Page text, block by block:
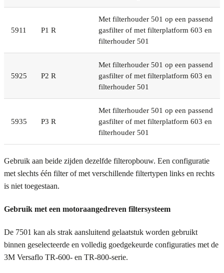
5911 P1 R
Met filterhouder 501 op een passend
gasfilter of met filterplatform 603 en
filterhouder 501
5925 P2 R
Met filterhouder 501 op een passend
gasfilter of met filterplatform 603 en
filterhouder 501
5935 P3 R
Met filterhouder 501 op een passend
gasfilter of met filterplatform 603 en
filterhouder 501
Gebruik aan beide zijden dezelfde filteropbouw. Een configuratie
met slechts één filter of met verschillende filtertypen links en rechts
is niet toegestaan.
Gebruik met een motoraangedreven filtersysteem
De 7501 kan als strak aansluitend gelaatstuk worden gebruikt
binnen geselecteerde en volledig goedgekeurde configuraties met de
3M Versaflo TR-600- en TR-800-serie.